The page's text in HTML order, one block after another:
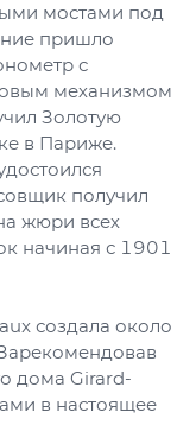
мостами под
пришло
с
механизмом
Золотую
в Париже.
получил
жюри всех
начиная с 1901
создала около
дома Girard-
в настоящее